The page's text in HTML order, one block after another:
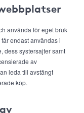
använda för eget bruk
endast användas i
dess systersajter samt
av
leda till avstängt
köp.